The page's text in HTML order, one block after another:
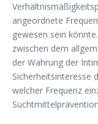
angeordnete
gewesen sein
zwischen dem
der Wahrung der
Sicherheitsinteresse
welcher Frequenz